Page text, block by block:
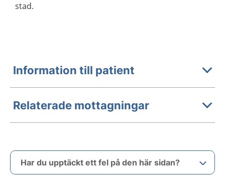
stad.
Information till patient
Relaterade mottagningar
Har du upptäckt ett fel på den här sidan?